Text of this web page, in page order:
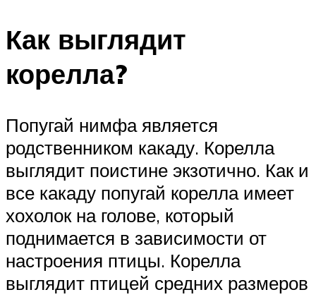
Как выглядит
корелла?
Попугай нимфа является
родственником какаду. Корелла
выглядит поистине экзотично. Как и
все какаду попугай корелла имеет
хохолок на голове, который
поднимается в зависимости от
настроения птицы. Корелла
выглядит птицей средних размеров